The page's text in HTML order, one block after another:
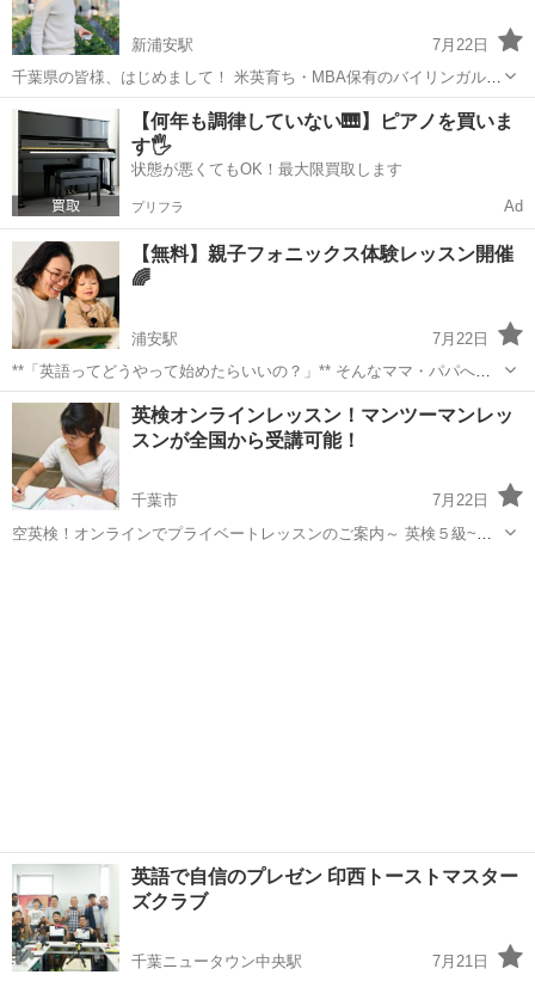
新浦安駅
7月22日
千葉県の皆様、はじめまして！ 米英育ち・MBA保有のバイリンガル講
師が、日常英会話から英検・TOEIC対策、アメリカンアクセントの発
音矯正まで、お子様（5歳〜）から大人の方までご要望に合わせて上質
なマンツーマンレッスン...
千葉 浦安市 新浦安駅 プロフィール
【何年も調律していない🎹】ピアノを買いま
す🖐️
状態が悪くてもOK！最大限買取します
プリフラ Ad
【無料】親子フォニックス体験レッスン開催
🌈
浦安駅
7月22日
**「英語ってどうやって始めたらいいの？」** そんなママ・パパへ😊
お子さんが英語を好きになる第一歩を、親子で一緒に体験してみませ
んか？ 今回、**45分間の無料フォニックス体験レッスン**を開催...
千葉 木更津市
英検オンラインレッスン！マンツーマンレッ
スンが全国から受講可能！
千葉市
7月22日
空英検！オンラインでプライベートレッスンのご案内～ 英検５級~準
英語で自信のプレゼン 印西トーストマスター
ズクラブ
千葉ニュータウン中央駅
7月21日